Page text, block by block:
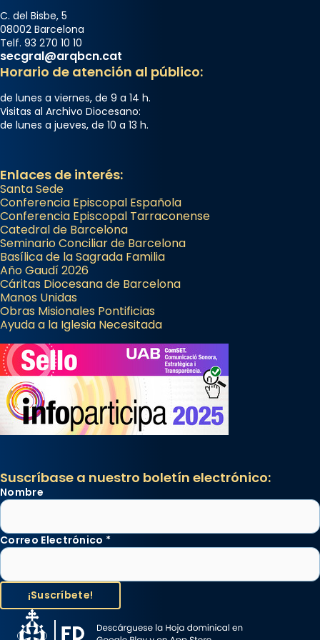
C. del Bisbe, 5
08002 Barcelona
Telf. 93 270 10 10
secgral@arqbcn.cat
Horario de atención al público:
de lunes a viernes, de 9 a 14 h.
Visitas al Archivo Diocesano:
de lunes a jueves, de 10 a 13 h.
Enlaces de interés:
Santa Sede
Conferencia Episcopal Española
Conferencia Episcopal Tarraconense
Catedral de Barcelona
Seminario Conciliar de Barcelona
Basílica de la Sagrada Familia
Año Gaudí 2026
Cáritas Diocesana de Barcelona
Manos Unidas
Obras Misionales Pontificias
Ayuda a la Iglesia Necesitada
Suscríbase a nuestro boletín electrónico:
Nombre
Correo Electrónico *